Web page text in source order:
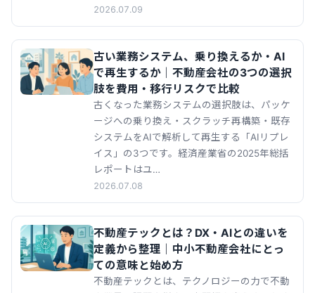
2026.07.09
古い業務システム、乗り換えるか・AI
で再生するか｜不動産会社の3つの選択
肢を費用・移行リスクで比較
古くなった業務システムの選択肢は、パッケ
ージへの乗り換え・スクラッチ再構築・既存
システムをAIで解析して再生する「AIリプレ
イス」の3つです。経済産業省の2025年総括
レポートはユ…
2026.07.08
不動産テックとは？DX・AIとの違いを
定義から整理｜中小不動産会社にとっ
ての意味と始め方
不動産テックとは、テクノロジーの力で不動